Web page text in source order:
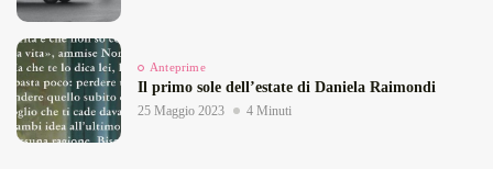
Anteprime
Il primo sole dell’estate di Daniela Raimondi
25 Maggio 2023 4 Minuti